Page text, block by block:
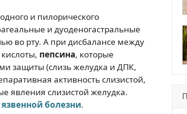
и пилорического
и дуоденогастральные
во рту. А при дисбалансе между
пепсина, которые
защиты (слизь желудка и ДПК,
активность слизистой,
явления слизистой желудка.
язвенной болезни.